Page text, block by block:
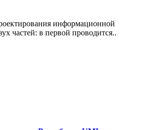
информационной
частей: в первой проводится..